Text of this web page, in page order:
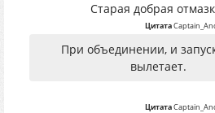
Старая добрая
Цитата
При объединении, и
вылетает.
Цитата